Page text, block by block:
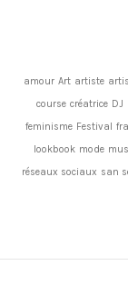
amour Art artiste
course créatrice DJ
feminisme Festival
lookbook mode
réseaux sociaux san